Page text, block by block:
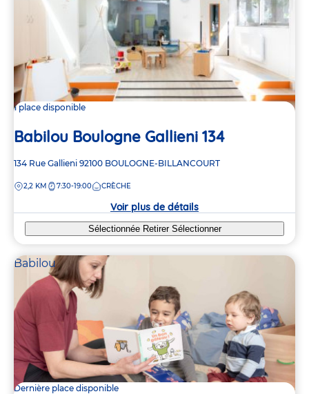
1 place disponible
Babilou Boulogne Gallieni 134
Adresse
la
134 Rue Gallieni 92100 BOULOGNE-BILLANCOURT
DISTANCE
2,2 KM 7:30-19:00 CRÈCHE
Voir plus de détails
Sélectionnée Retirer Sélectionner
Babilou
Dernière place disponible